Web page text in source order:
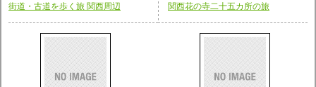
街道・古道を歩く旅 関西周辺 関西花の寺二十五カ所の旅